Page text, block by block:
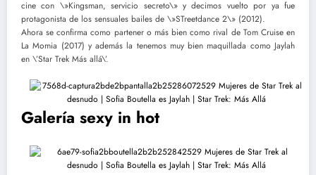
cine con \»Kingsman, servicio secreto\» y decimos vuelto por ya fue
protagonista de los sensuales bailes de \»STreetdance 2\» (2012).
Ahora se confirma como partener o más bien como rival de Tom Cruise en
La Momia (2017) y además la tenemos muy bien maquillada como Jaylah
en \’Star Trek Más allá\’.
Galería sexy in hot